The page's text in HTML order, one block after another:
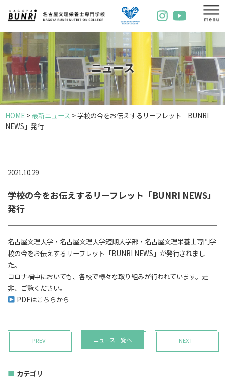
ニュース
HOME >最新ニュース >学校の今をお伝えするリーフレット「BUNRI
NEWS」発行
2021.10.29
学校の今をお伝えするリーフレット「BUNRI NEWS」
発行
名古屋文理大学・名古屋文理大学短期大学部・名古屋文理栄養士専門学
校の今をお伝えするリーフレット「BUNRI NEWS」が発行されまし
た。
コロナ禍中においても、各校で様々な取り組みが行われています。是
非、ご覧ください。
PDFはこちらから
PREV ニュース一覧へ NEXT
カテゴリ